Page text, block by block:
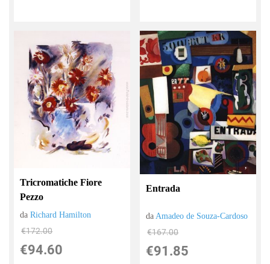
Tricromatiche Fiore
Pezzo
daRichard Hamilton
€172.00
€94.60
Entrada
da Amadeo de Souza-Cardoso
€167.00
€91.85